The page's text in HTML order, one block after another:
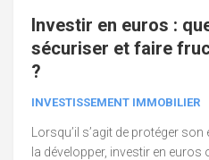
Investir en euros :
sécuriser et faire
?
INVESTISSEMENT IMMOBILIER
Lorsqu’il s’agit de protéger
la développer, investir en